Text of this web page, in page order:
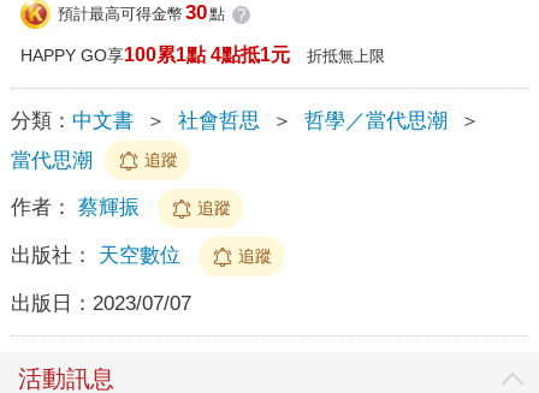
預計最高可得金幣 30點 ?
HAPPY GO享100累1點 4點抵1元 折抵無上限
分類： 中文書 ＞ 社會哲思 ＞ 哲學／當代思潮
＞
當代思潮
追蹤
作者： 蔡輝振 追蹤
出版社： 天空數位 追蹤
出版日： 2023/07/07
活動訊息